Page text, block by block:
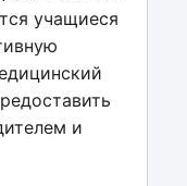
учащиеся
и